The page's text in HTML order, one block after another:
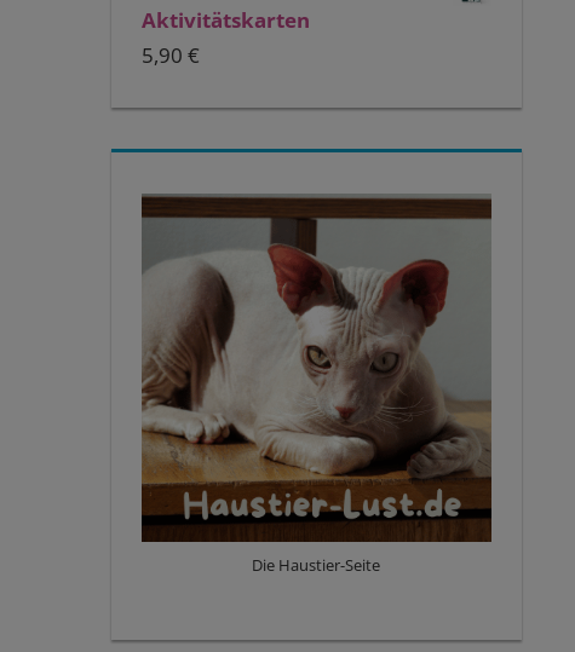
Aktivitätskarten
5,90€
Die Haustier-Seite